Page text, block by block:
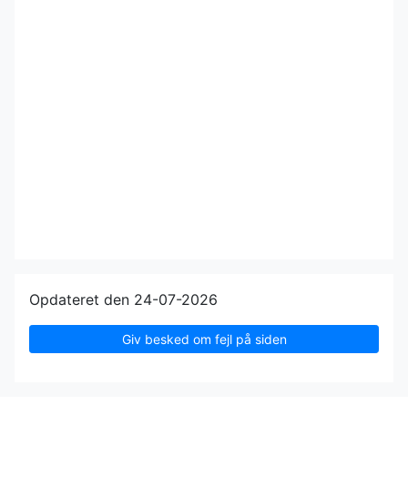
Opdateret den 24-07-2026
Giv besked om fejl på siden